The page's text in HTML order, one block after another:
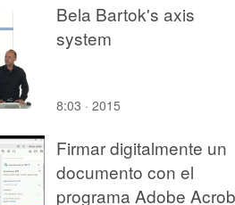
Bela Bartok's axis
system
8:03 · 2015
Firmar digitalmente un
documento con el
programa Adobe